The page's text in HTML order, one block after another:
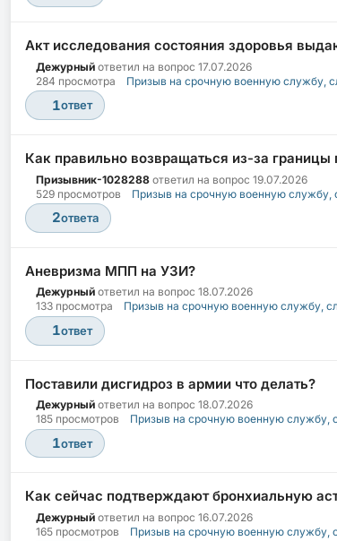
Акт исследования состояния здоровья
Дежурный ответил на вопрос 17.07.2026
284 просмотра
Призыв на срочную военную службу,
1ответ
Как правильно возвращаться из-за границы
Призывник-1028288 ответил на вопрос 19.07.2026
529 просмотров
Призыв на срочную военную службу,
2ответа
Аневризма МПП на УЗИ?
Дежурный ответил на вопрос 18.07.2026
133 просмотра
Призыв на срочную военную службу,
1ответ
Поставили дисгидроз в армии что делать?
Дежурный ответил на вопрос 18.07.2026
185 просмотров
Призыв на срочную военную службу,
1ответ
Как сейчас подтверждают бронхиальную
Дежурный ответил на вопрос 16.07.2026
165 просмотров
Призыв на срочную военную службу,